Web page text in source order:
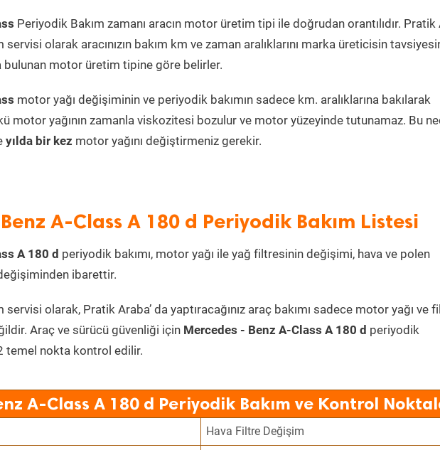
Periyodik Bakım zamanı aracın motor üretim tipi ile doğrudan orantılıdır. Pratik
servisi olarak aracınızın bakım km ve zaman aralıklarını marka üreticisin
bulunan motor üretim tipine göre belirler.
motor yağı değişiminin ve periyodik bakımın sadece km. aralıklarına bakılarak
motor yağının zamanla viskozitesi bozulur ve motor yüzeyinde tutunamaz. Bu
yılda bir kez motor yağını değiştirmeniz gerekir.
A-Class A 180 d Periyodik Bakım Listesi
A 180 d periyodik bakımı, motor yağı ile yağ filtresinin değişimi, hava ve polen
ibarettir.
servisi olarak, Pratik Araba’ da yaptıracağınız araç bakımı sadece motor yağı ve
Araç ve sürücü güvenliği için Mercedes - Benz A-Class A 180 d periyodik
temel nokta kontrol edilir.
A-Class A 180 d Periyodik Bakım ve Kontrol
Hava Filtre Değişim